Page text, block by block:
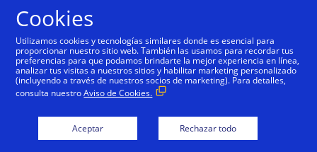
Cookies
Utilizamos cookies y tecnologías similares donde es esencial para
proporcionar nuestro sitio web. También las usamos para recordar tus
preferencias para que podamos brindarte la mejor experiencia en línea,
analizar tus visitas a nuestros sitios y habilitar marketing personalizado
(incluyendo a través de nuestros socios de marketing). Para detalles,
consulta nuestroAviso de Cookies.
Aceptar Rechazar todo